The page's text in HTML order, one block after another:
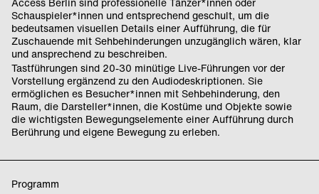
Schauspieler*innen und entsprechend geschult, um die
bedeutsamen visuellen Details einer Aufführung, die für
Zuschauende mit Sehbehinderungen unzugänglich wären, klar
und ansprechend zu beschreiben.
Tastführungen sind 20-30 minütige Live-Führungen vor der
Vorstellung ergänzend zu den Audiodeskriptionen. Sie
ermöglichen es Besucher*innen mit Sehbehinderung, den
Raum, die Darsteller*innen, die Kostüme und Objekte sowie
die wichtigsten Bewegungselemente einer Aufführung durch
Berührung und eigene Bewegung zu erleben.
Programm